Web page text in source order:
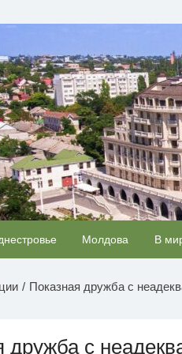
Молдова В
Показная дружба с
дружба с
несколько секунд, а смеяться